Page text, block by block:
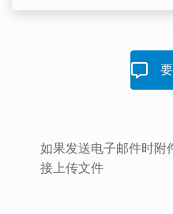
如果发送电子邮件时附
接上传文件